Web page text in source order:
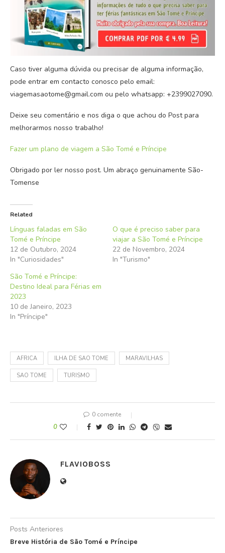
Caso tiver alguma dúvida ou precisar de alguma informação,
pode entrar em contacto conosco pelo email:
viagemasaotome@gmail.com ou pelo whatsapp: +2399027090.
Deixe seu comentário e nos diga o que achou do Post para
melhorarmos nosso trabalho!
Fazer um plano de viagem a São Tomé e Príncipe
Obrigado por ler nosso post. Um abraço genuinamente São-
Tomense
Related
Línguas faladas em São
Tomé e Príncipe
12 de Outubro, 2024
In "Curiosidades"
O que é preciso saber para
viajar a São Tomé e Príncipe
22 de Novembro, 2024
In "Turismo"
São Tomé e Príncipe:
Destino Ideal para Férias em
2023
10 de Janeiro, 2023
In "Príncipe"
AFRICA ILHA DE SAO TOME MARAVILHAS
SAO TOME TURISMO
0 comente
0
FLAVIOBOSS
Posts Anteriores
Breve História de São Tomé e Príncipe